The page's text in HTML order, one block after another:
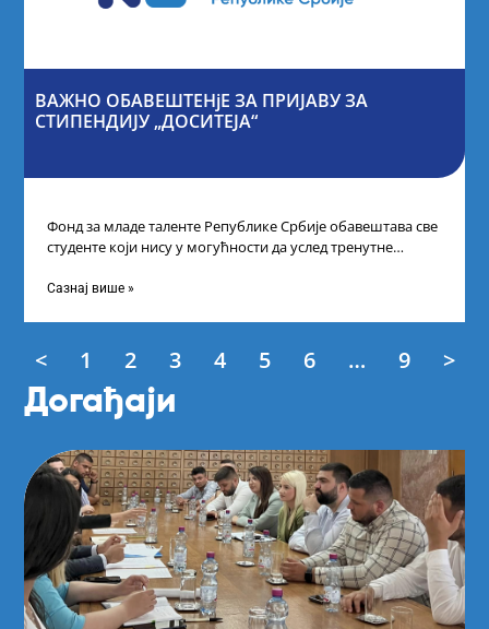
ВАЖНО ОБАВЕШТЕНјЕ ЗА ПРИЈАВУ ЗА
СТИПЕНДИЈУ „ДОСИТЕЈА“
Фонд за младе таленте Републике Србије обавештава све
студенте који нису у могућности да услед тренутне
Сазнај више »
< 1 2 3 4 5 6 … 9 >
Догађаји